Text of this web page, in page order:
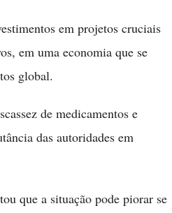
em projetos cruciais
em uma economia que se
global.
de medicamentos e
das autoridades em
que a situação pode piorar se